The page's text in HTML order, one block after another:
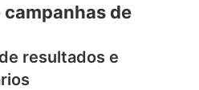
de
resultados e